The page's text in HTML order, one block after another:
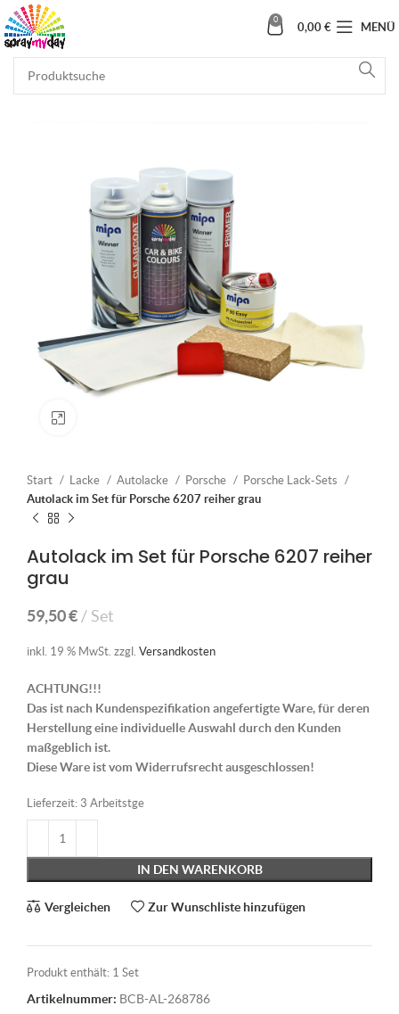
0
0,00 € MENÜ
Start Lacke Autolacke Porsche
Porsche Lack-Sets
Autolack im Set für Porsche 6207 reiher grau
Autolack im Set für Porsche 6207 reiher
grau
59,50€ Set
inkl. 19 % MwSt. zzgl. Versandkosten
ACHTUNG!!!
Das ist nach Kundenspezifikation angefertigte Ware, für deren
Herstellung eine individuelle Auswahl durch den Kunden
maßgeblich ist.
Diese Ware ist vom Widerrufsrecht ausgeschlossen!
Lieferzeit: 3 Arbeitstge
IN DEN WARENKORB
Vergleichen Zur Wunschliste hinzufügen
Produkt enthält: 1 Set
Artikelnummer: BCB-AL-268786